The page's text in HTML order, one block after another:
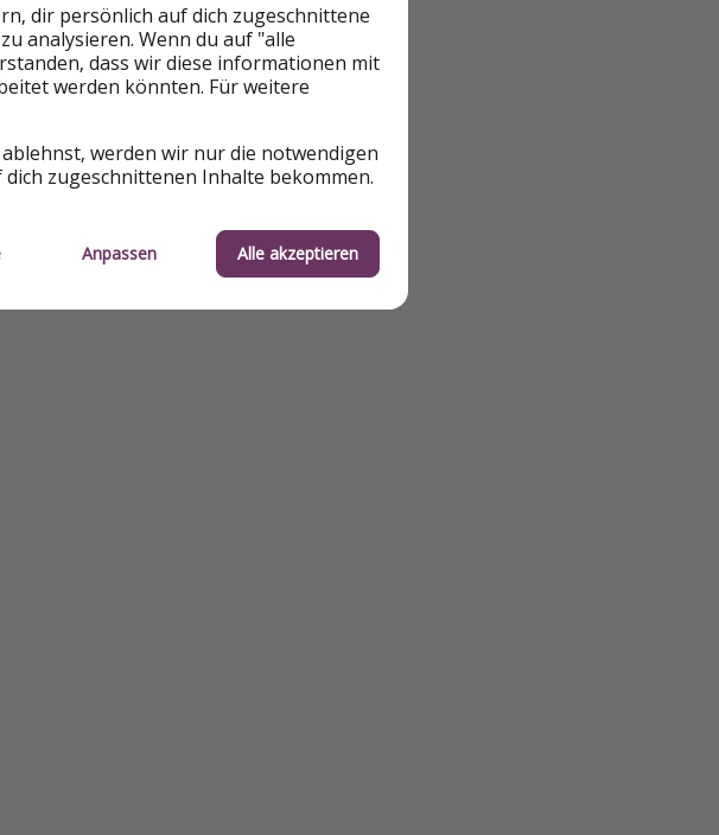
dir persönlich auf dich zugeschnittene
analysieren. Wenn du auf "alle
dass wir diese informationen mit
werden könnten. Für weitere
werden wir nur die notwendigen
zugeschnittenen Inhalte bekommen.
Anpassen Alle akzeptieren